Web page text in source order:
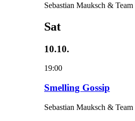
Sebastian Mauksch & Team
Sat
10.10.
19:00
Smelling Gossip
Sebastian Mauksch & Team